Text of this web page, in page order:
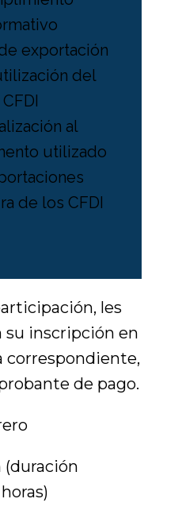
exportación
del
CFDI
al
utilizado
de los CFDI
les
su inscripción en
correspondiente,
de pago.
(duración